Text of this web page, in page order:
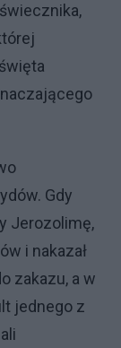
Gdy
Jerozolimę,
i nakazał
zakazu, a w
jednego z